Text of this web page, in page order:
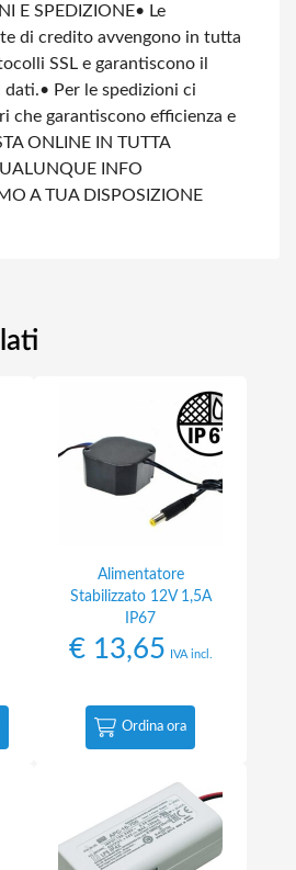
E SPEDIZIONE• Le
di credito avvengono in tutta
SSL e garantiscono il
dati.• Per le spedizioni ci
che garantiscono efficienza e
ONLINE IN TUTTA
INFO
A TUA DISPOSIZIONE
Alimentatore
Stabilizzato 12V 1,5A
IP67
€13,65 IVA incl.
Ordina ora